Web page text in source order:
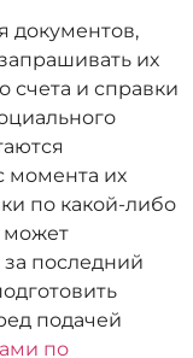
документов,
их
счета и справки
момента их
по какой-либо
может
последний
подачей
по